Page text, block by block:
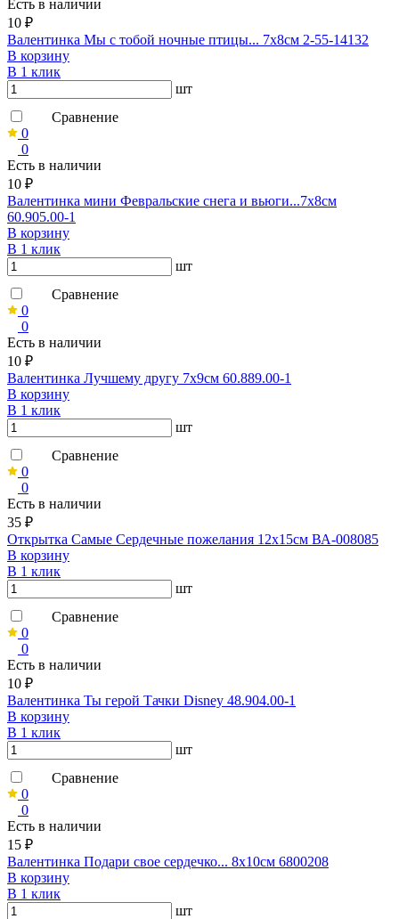
Есть в наличии
10 ₽
Валентинка Мы с тобой ночные птицы... 7х8см 2-55-14132
В корзину
В 1 клик
шт
Сравнение
0
0
Есть в наличии
10 ₽
Валентинка мини Февральские снега и вьюги...7х8см
60.905.00-1
В корзину
В 1 клик
шт
Сравнение
0
0
Есть в наличии
10 ₽
Валентинка Лучшему другу 7х9см 60.889.00-1
В корзину
В 1 клик
шт
Сравнение
0
0
Есть в наличии
35 ₽
Открытка Самые Сердечные пожелания 12х15см ВА-008085
В корзину
В 1 клик
шт
Сравнение
0
0
Есть в наличии
10 ₽
Валентинка Ты герой Тачки Disney 48.904.00-1
В корзину
В 1 клик
шт
Сравнение
0
0
Есть в наличии
15 ₽
Валентинка Подари свое сердечко... 8х10см 6800208
В корзину
В 1 клик
шт